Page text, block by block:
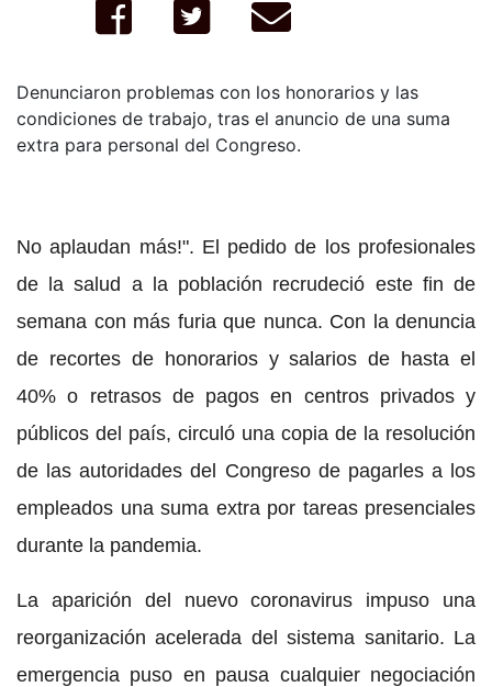
Denunciaron problemas con los honorarios y las
condiciones de trabajo, tras el anuncio de una suma
extra para personal del Congreso.
No aplaudan más!". El pedido de los profesionales
de la salud a la población recrudeció este fin de
semana con más furia que nunca. Con la denuncia
de recortes de honorarios y salarios de hasta el
40% o retrasos de pagos en centros privados y
públicos del país, circuló una copia de la resolución
de las autoridades del Congreso de pagarles a los
empleados una suma extra por tareas presenciales
durante la pandemia.
La aparición del nuevo coronavirus impuso una
reorganización acelerada del sistema sanitario. La
emergencia puso en pausa cualquier negociación